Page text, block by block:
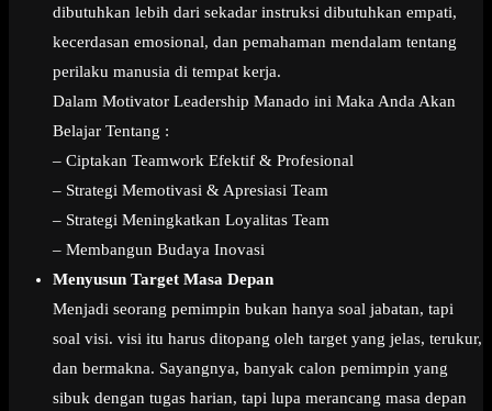
dibutuhkan lebih dari sekadar instruksi dibutuhkan empati,
kecerdasan emosional, dan pemahaman mendalam tentang
perilaku manusia di tempat kerja.
Dalam Motivator Leadership Manado ini Maka Anda Akan
Belajar Tentang :
– Ciptakan Teamwork Efektif & Profesional
– Strategi Memotivasi & Apresiasi Team
– Strategi Meningkatkan Loyalitas Team
– Membangun Budaya Inovasi
Menyusun Target Masa Depan
Menjadi seorang pemimpin bukan hanya soal jabatan, tapi
soal visi. visi itu harus ditopang oleh target yang jelas, terukur,
dan bermakna. Sayangnya, banyak calon pemimpin yang
sibuk dengan tugas harian, tapi lupa merancang masa depan